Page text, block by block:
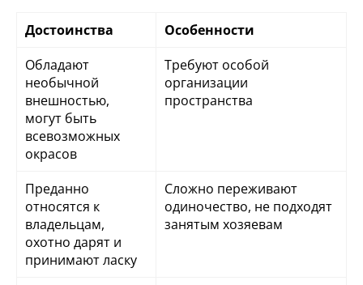
Достоинства
Особенности
Обладают
необычной
внешностью,
могут быть
всевозможных
окрасов
Требуют особой
организации
пространства
Преданно
относятся к
владельцам,
охотно дарят и
принимают ласку
Сложно переживают
одиночество, не подходят
занятым хозяевам